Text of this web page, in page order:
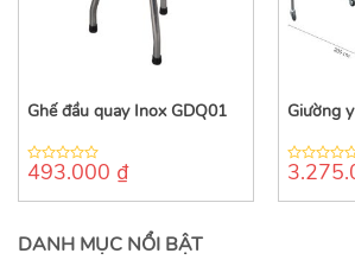
Ghế đầu quay Inox GDQ01
0
of
493.000 ₫
Giường
0
of
DANH MỤC NỔI BẬT